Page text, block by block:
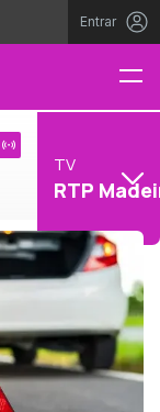
Entrar
TV
RTP